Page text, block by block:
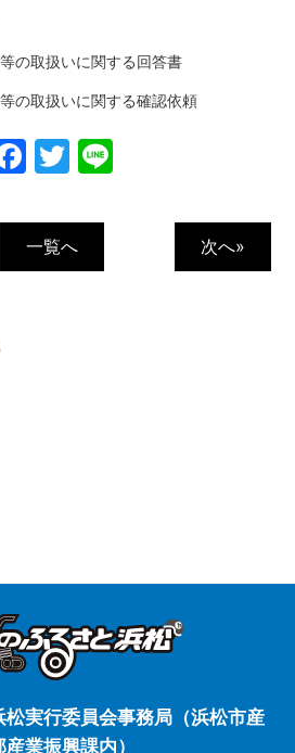
の取扱いに関する回答書
の取扱いに関する確認依頼
Facebook
Twitter
一覧へ 次へ»
実行委員会事務局（浜松市産
業振興課内）